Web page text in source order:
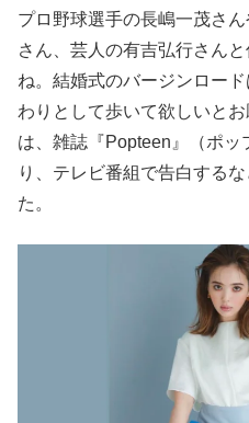
プロ野球選手の長嶋一茂さ
さん、芸人の有吉弘行さん
ね。結婚式のバージンロー
わりとして歩いて欲しいと
は、雑誌『Popteen』（ポッ
り、テレビ番組で告白する
た。